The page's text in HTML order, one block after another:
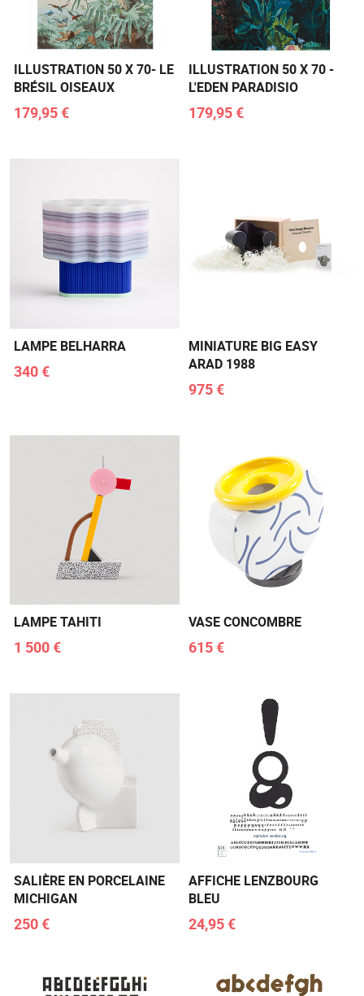
ILLUSTRATION 50 X 70- LE
BRÉSIL OISEAUX
179,95 €
ILLUSTRATION 50 X 70 -
L'EDEN PARADISIO
179,95 €
LAMPE BELHARRA
340 €
MINIATURE BIG EASY
ARAD 1988
975 €
LAMPE TAHITI
1 500 €
VASE CONCOMBRE
615 €
SALIÈRE EN PORCELAINE
MICHIGAN
250 €
AFFICHE LENZBOURG
BLEU
24,95 €